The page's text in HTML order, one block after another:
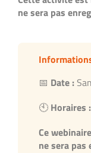
ne sera pas
📅 Date :
🕙 Horaires :
Ce
ne sera pas